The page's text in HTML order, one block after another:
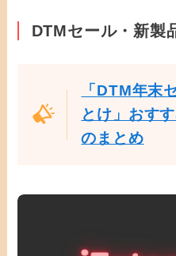
DTMセール・新製
「DTM年末
とけ」おす
のまとめ